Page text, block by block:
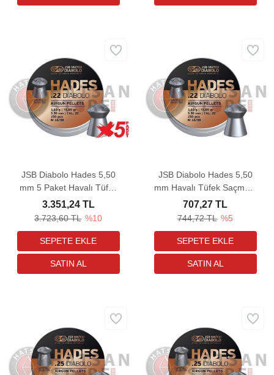
JSB Diabolo Hades 5,50
mm 5 Paket Havalı Tüfek
Saçması (15,89 Grain -
1250 Adet)
3.723,60 TL %10
3.351,24 TL
JSB Diabolo Hades 5,50
mm Havalı Tüfek Saçması
(15,89 Grain -250 Adet)
744,72 TL %5
707,27 TL